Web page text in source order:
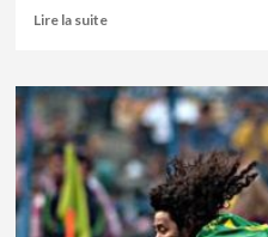
Lire la suiteEn
sur
Session
de
RAIE
trappage